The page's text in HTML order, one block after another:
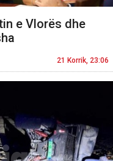
e Vlorës dhe
21 Korrik, 23:06